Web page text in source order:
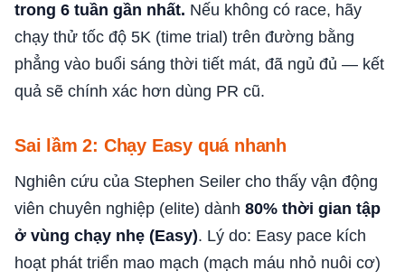
trong 6 tuần gần nhất. Nếu không có race, hãy
chạy thử tốc độ 5K (time trial) trên đường bằng
phẳng vào buổi sáng thời tiết mát, đã ngủ đủ — kết
quả sẽ chính xác hơn dùng PR cũ.
Sai lầm 2: Chạy Easy quá nhanh
Nghiên cứu của Stephen Seiler cho thấy vận động
viên chuyên nghiệp (elite) dành 80% thời gian tập
ở vùng chạy nhẹ (Easy). Lý do: Easy pace kích
hoạt phát triển mao mạch (mạch máu nhỏ nuôi cơ)